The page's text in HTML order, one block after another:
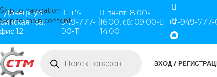
Skip to navigation
Skip to main content
Донецк, ул.
16а,
12
+7-
949-777-
00-11
пн-пт: 8:00-
16:00, сб: 09:00-
14:00
+7-949-777-
ВХОД /